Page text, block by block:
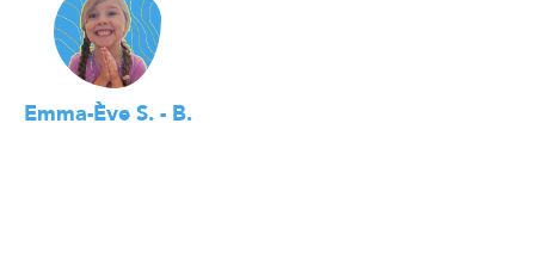
Emma-Ève S. - B.